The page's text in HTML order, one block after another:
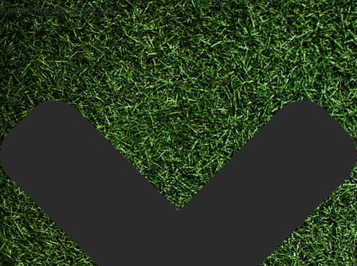
Einwilligung verwalten